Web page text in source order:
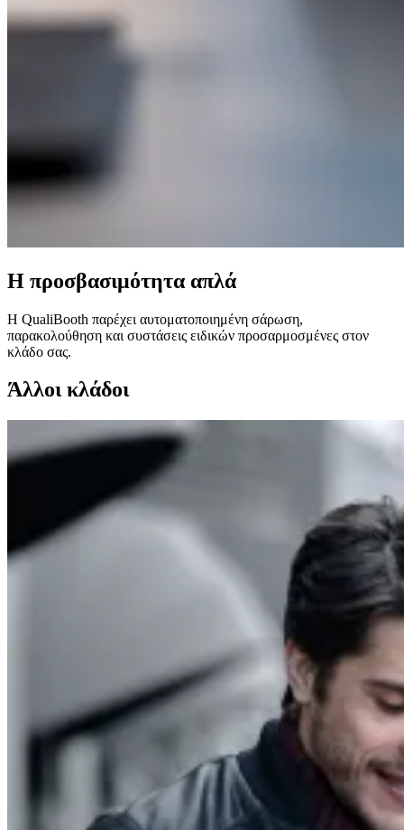
Η προσβασιμότητα απλά
Η QualiBooth παρέχει αυτοματοποιημένη σάρωση,
παρακολούθηση και συστάσεις ειδικών προσαρμοσμένες στον
κλάδο σας.
Άλλοι κλάδοι